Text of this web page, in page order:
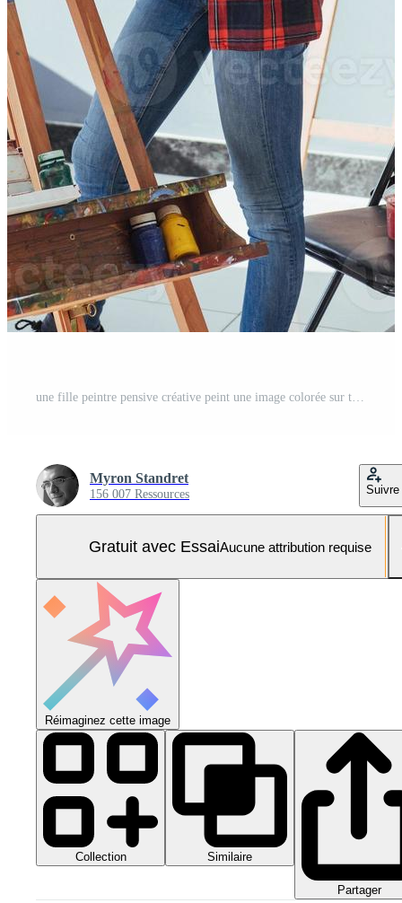
une fille peintre pensive créative peint une image colorée sur toile avec des couleurs à l'huile en atelier. Photo Pro
Myron Standret
156 007 Ressources Suivre
Gratuit avec EssaiAucune attribution requise
Réimaginez cette image
Collection Similaire
Partager